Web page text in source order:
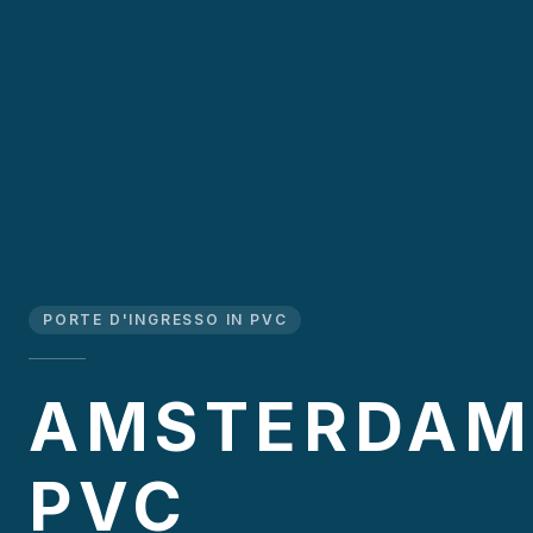
PORTE D'INGRESSO IN PVC
AMSTERDAM
PVC